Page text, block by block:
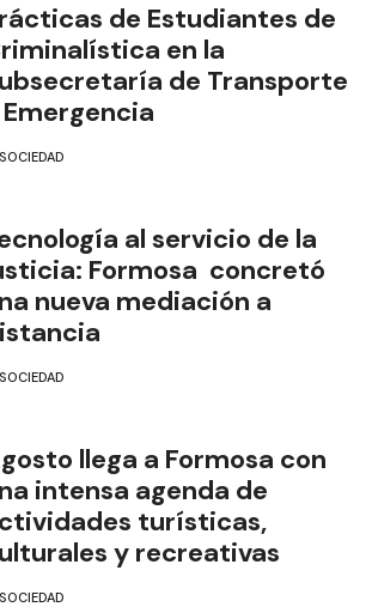
de Estudiantes de
en la
de Transporte
SOCIEDAD
al servicio de la
Formosa concretó
nueva mediación a
SOCIEDAD
llega a Formosa con
intensa agenda de
turísticas,
y recreativas
SOCIEDAD